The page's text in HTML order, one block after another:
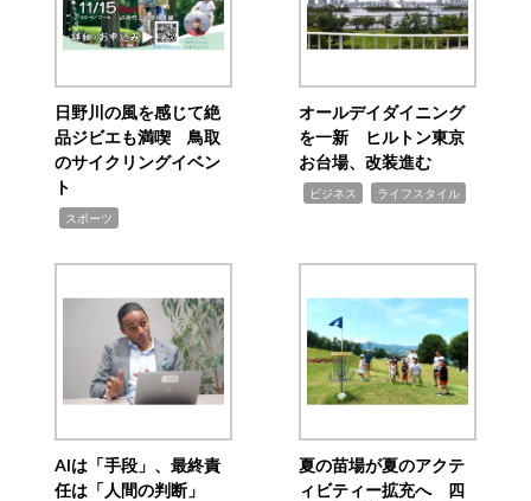
日野川の風を感じて絶
品ジビエも満喫 鳥取
のサイクリングイベン
ト
スポーツ
オールデイダイニング
を一新 ヒルトン東京
お台場、改装進む
ビジネス ライフスタイル
AIは「手段」、最終責
任は「人間の判断」
夏の苗場が夏のアクテ
ィビティー拡充へ 四